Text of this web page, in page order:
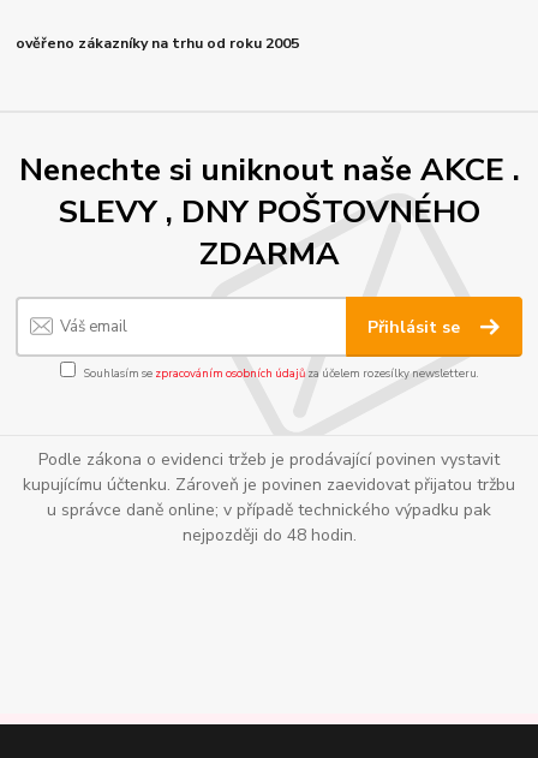
ověřeno zákazníky na trhu od roku 2005
Nenechte si uniknout naše AKCE .
SLEVY , DNY POŠTOVNÉHO
ZDARMA
Přihlásit se
Souhlasím se zpracováním osobních údajůza účelem rozesílky newsletteru.
Podle zákona o evidenci tržeb je prodávající povinen vystavit
kupujícímu účtenku. Zároveň je povinen zaevidovat přijatou tržbu
u správce daně online; v případě technického výpadku pak
nejpozději do 48 hodin.